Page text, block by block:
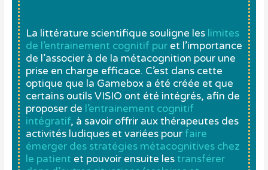
La littérature scientifique souligne les limites
de l’entrainement cognitif pur et l’importance
de l’associer à de la métacognition pour une
prise en charge efficace. C’est dans cette
optique que la Gamebox a été créée et que
certains outils VISIO ont été intégrés, afin de
proposer de l’entrainement cognitif
intégratif, à savoir offrir aux thérapeutes des
activités ludiques et variées pour faire
émerger des stratégies métacognitives chez
le patient et pouvoir ensuite les transférer